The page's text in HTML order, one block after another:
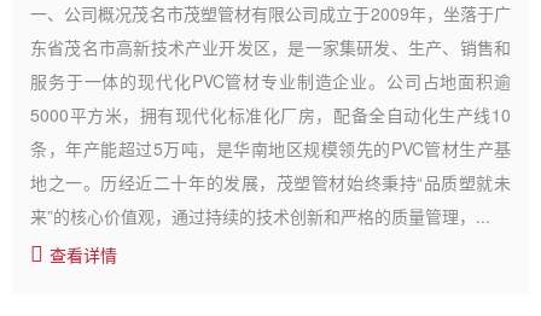
一、公司概况茂名市茂塑管材有限公司成立于2009年，坐落于广
东省茂名市高新技术产业开发区，是一家集研发、生产、销售和
服务于一体的现代化PVC管材专业制造企业。公司占地面积逾
5000平方米，拥有现代化标准化厂房，配备全自动化生产线10
条，年产能超过5万吨，是华南地区规模领先的PVC管材生产基
地之一。历经近二十年的发展，茂塑管材始终秉持“品质塑就未
来”的核心价值观，通过持续的技术创新和严格的质量管理，...
查看详情